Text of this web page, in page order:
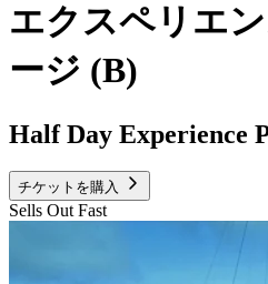
エクスペリエ
ージ (B)
Half Day Experience
チケットを購入
Sells Out Fast